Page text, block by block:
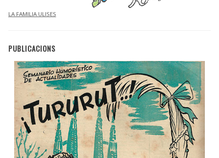
LA FAMILIA ULISES
PUBLICACIONS